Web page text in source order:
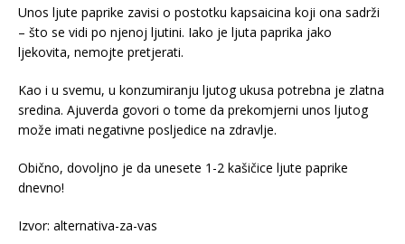
Unos ljute paprike zavisi o postotku kapsaicina koji ona sadrži
– što se vidi po njenoj ljutini. Iako je ljuta paprika jako
ljekovita, nemojte pretjerati.
Kao i u svemu, u konzumiranju ljutog ukusa potrebna je zlatna
sredina. Ajuverda govori o tome da prekomjerni unos ljutog
može imati negativne posljedice na zdravlje.
Obično, dovoljno je da unesete 1-2 kašičice ljute paprike
dnevno!
Izvor: alternativa-za-vas